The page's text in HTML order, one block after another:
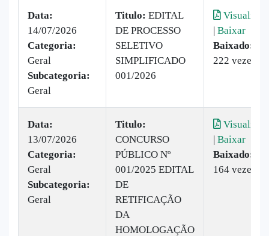
Data:
14/07/2026
Categoria:
Geral
Subcategoria:
Geral
Titulo: EDITAL
DE PROCESSO
SELETIVO
SIMPLIFICADO
001/2026
Visualizar
| Baixar
Baixado:
222 vezes
Data:
13/07/2026
Categoria:
Geral
Subcategoria:
Geral
Titulo:
CONCURSO
PÚBLICO Nº
001/2025 EDITAL
DE
RETIFICAÇÃO
DA
HOMOLOGAÇÃO
Visualizar
| Baixar
Baixado:
164 vezes